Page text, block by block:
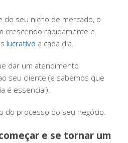
do seu nicho de mercado, o
crescendo rapidamente e
lucrativo a cada dia.
dar um atendimento
seu cliente (e sabemos que
é essencial).
do processo do seu negócio.
e se tornar um